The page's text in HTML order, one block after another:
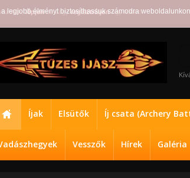
lépjenbe vagyregisztráljonegy fiókot!
Íjak Elsütők Íj csata (Archery
Vesszők Hírek Galéria
legjobb élményt biztosíthassuk számodra